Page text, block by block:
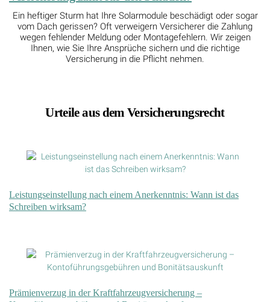
Ein heftiger Sturm hat Ihre Solarmodule beschädigt oder sogar
vom Dach gerissen? Oft verweigern Versicherer die Zahlung
wegen fehlender Meldung oder Montagefehlern. Wir zeigen
Ihnen, wie Sie Ihre Ansprüche sichern und die richtige
Versicherung in die Pflicht nehmen.
Urteile aus dem Versicherungsrecht
Leistungseinstellung nach einem Anerkenntnis: Wann ist das
Schreiben wirksam?
Prämienverzug in der Kraftfahrzeugversicherung –